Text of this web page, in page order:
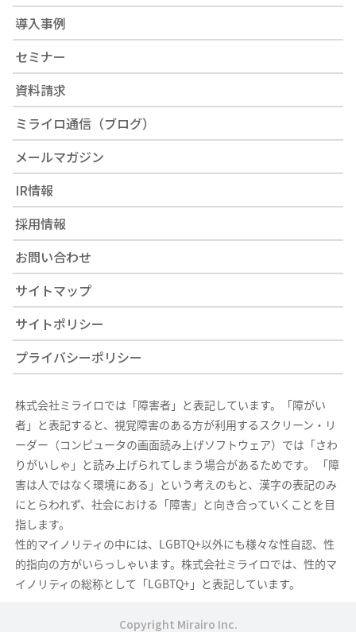
導入事例
セミナー
資料請求
ミライロ通信（ブログ）
メールマガジン
IR情報
採用情報
お問い合わせ
サイトマップ
サイトポリシー
プライバシーポリシー
株式会社ミライロでは「障害者」と表記しています。「障がい
者」と表記すると、視覚障害のある方が利用するスクリーン・リ
ーダー（コンピュータの画面読み上げソフトウェア）では「さわ
りがいしゃ」と読み上げられてしまう場合があるためです。 「障
害は人ではなく環境にある」という考えのもと、漢字の表記のみ
にとらわれず、社会における「障害」と向き合っていくことを目
指します。
性的マイノリティの中には、LGBTQ+以外にも様々な性自認、性
的指向の方がいらっしゃいます。株式会社ミライロでは、性的マ
イノリティの総称として「LGBTQ+」と表記しています。
Copyright Mirairo Inc.